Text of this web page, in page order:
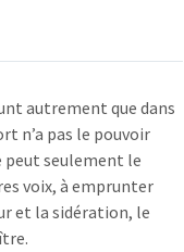
autrement que dans
n’a pas le pouvoir
peut seulement le
voix, à emprunter
et la sidération, le